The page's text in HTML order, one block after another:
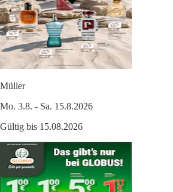
Müller
Mo. 3.8. - Sa. 15.8.2026
Gültig bis 15.08.2026